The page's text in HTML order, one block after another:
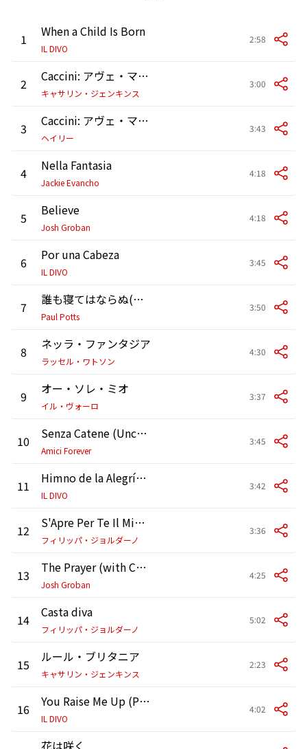
1 When a Child Is Born
IL DIVO
2:58
2 Caccini: アヴェ・マリア
キャサリン・ジェンキンス
3:00
3 Caccini: アヴェ・マリア
ヘイリー
3:43
4 Nella Fantasia
Jackie Evancho
4:18
5 Believe
Josh Groban
4:18
6 Por una Cabeza
IL DIVO
3:45
7 誰も寝てはならぬ(「トゥーランドット」)
Paul Potts
3:50
8 ネッラ・ファンタジア
ラッセル・ワトソン
4:30
9 オー・ソレ・ミオ
イル・ヴォーロ
3:37
10 Senza Catene (Unchained Melody)
Amici Forever
3:45
11 Himno de la Alegría (Ode to Joy)
IL DIVO
3:42
12 S'Apre Per Te Il Mio Cuor
フィリッパ・ジョルダーノ
3:36
13 The Prayer (with Charlotte Church)
Josh Groban
4:25
14 Casta diva
フィリッパ・ジョルダーノ
5:02
15 ルール・ブリタニア
キャサリン・ジェンキンス
2:23
16 You Raise Me Up (Por Ti Sere)
IL DIVO
4:02
花は咲く